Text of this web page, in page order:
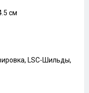
см
LSC-Шильды,